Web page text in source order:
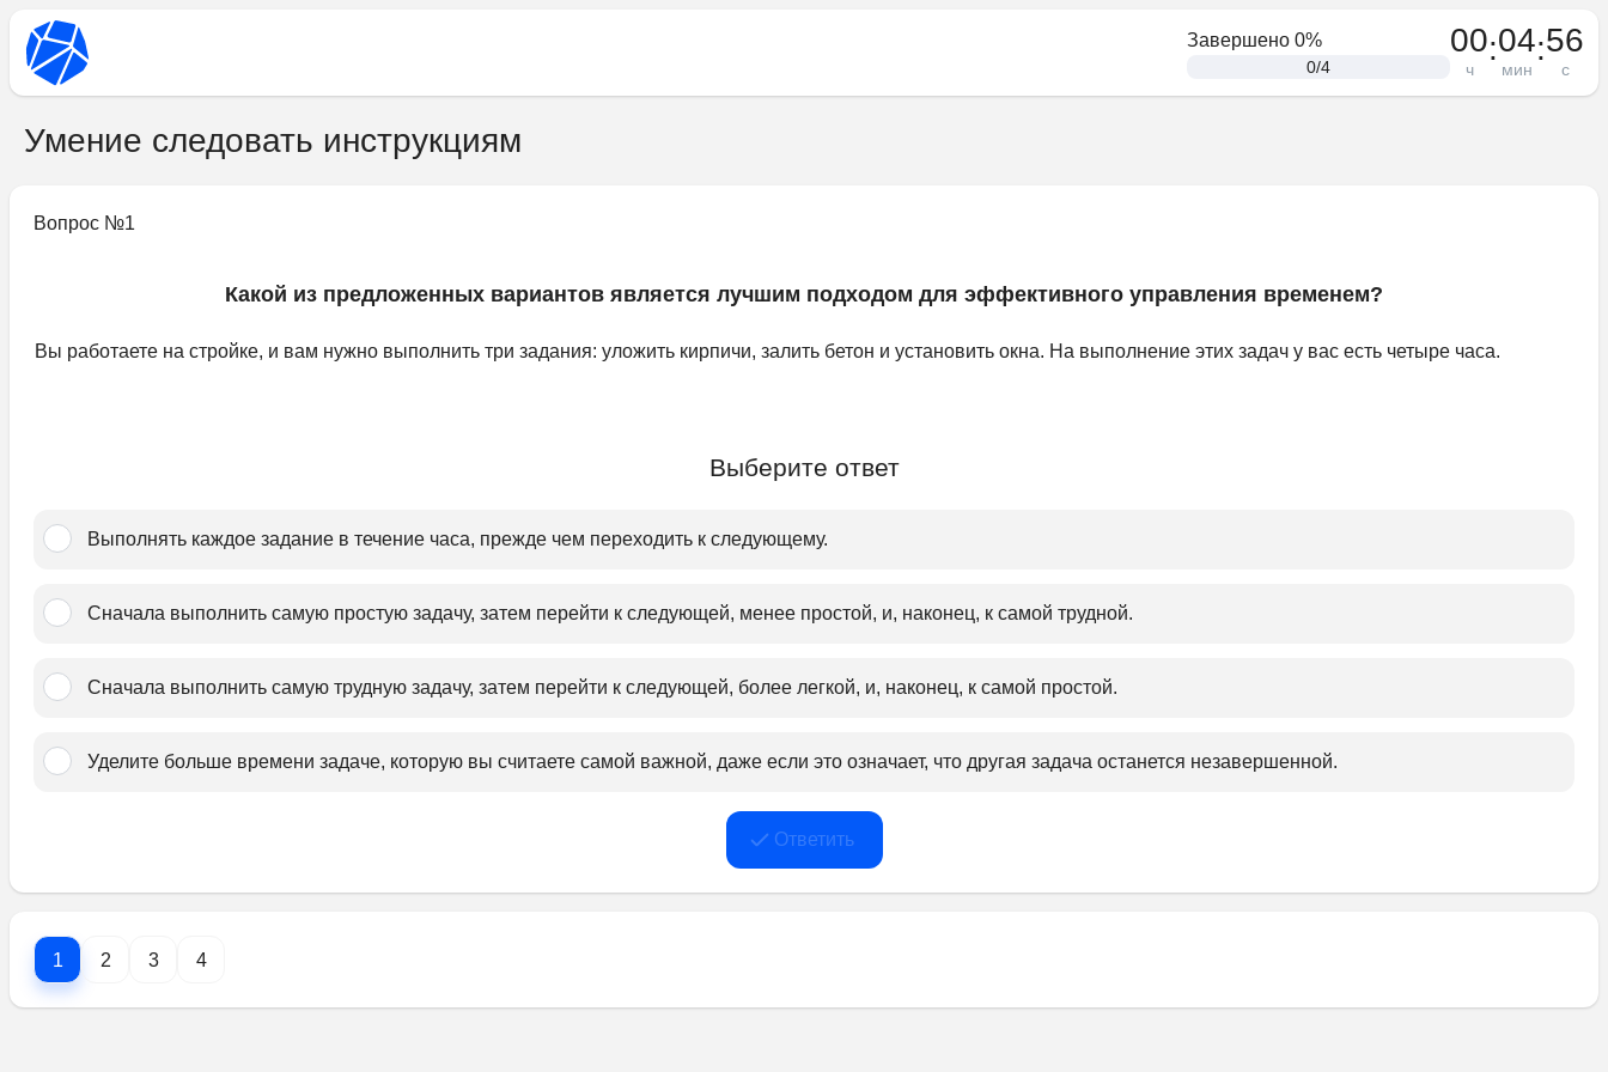
Завершено 0%
0/4
00
ч
:04
мин
:56
с
Умение следовать инструкциям
Вопрос №1
Какой из предложенных вариантов является лучшим подходом для эффективного управления временем?
Вы работаете на стройке, и вам нужно выполнить три задания: уложить кирпичи, залить бетон и установить окна. На выполнение этих задач у вас есть четыре часа.
Выберите ответ
Выполнять каждое задание в течение часа, прежде чем переходить к следующему.﻿
Сначала выполнить самую простую задачу, затем перейти к следующей, менее простой, и, наконец, к самой трудной.﻿
Сначала выполнить самую трудную задачу, затем перейти к следующей, более легкой, и, наконец, к самой простой.
Уделите больше времени задаче, которую вы считаете самой важной, даже если это означает, что другая задача останется незавершенной.﻿
Ответить
1 2 3 4